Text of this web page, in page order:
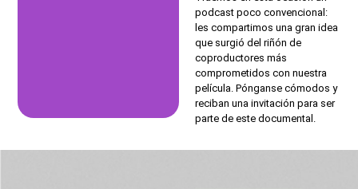
podcast poco convencional:
les compartimos una gran idea
que surgió del riñón de
coproductores más
comprometidos con nuestra
película. Pónganse cómodos y
reciban una invitación para ser
parte de este documental.